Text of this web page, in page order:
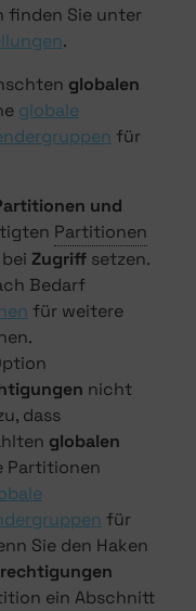
finden Sie unter
.
globalen
globale
für
und
Partitionen
Zugriff setzen.
Bedarf
für weitere
nicht
dass
globalen
Partitionen
für
Sie den Haken
ein Abschnitt